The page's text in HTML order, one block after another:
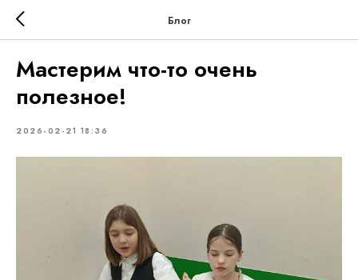
Блог
Мастерим что-то очень
полезное!
2026-02-21 18:36